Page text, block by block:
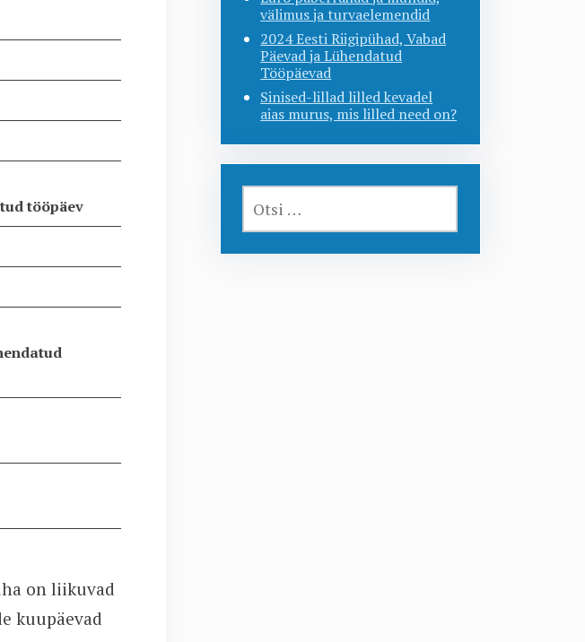
tööpäev
on liikuvad
kuupäevad
välimus ja turvaelemendid
2024 Eesti Riigipühad, Vabad
Päevad ja Lühendatud
Tööpäevad
Sinised-lillad lilled kevadel
aias murus, mis lilled need on?